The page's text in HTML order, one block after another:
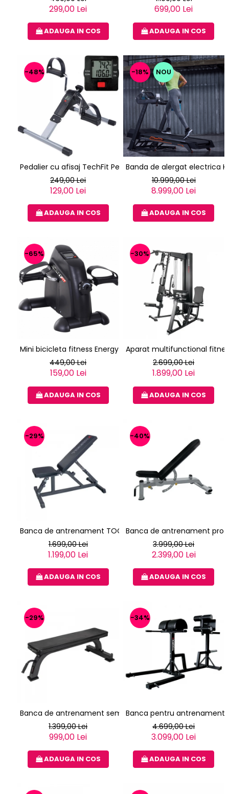
299,00 Lei
ADAUGA IN COS
699,00 Lei
ADAUGA IN COS
-48%
Pedalier cu afisaj TechFit Ped2
249,00 Lei
129,00 Lei
ADAUGA IN COS
-18% NOU
Banda de alergat electrica
10.999,00 Lei
8.999,00 Lei
ADAUGA IN COS
-65%
Mini bicicleta fitness Energy Fit
449,00 Lei
159,00 Lei
ADAUGA IN COS
-30%
Aparat multifunctional
2.699,00 Lei
1.899,00 Lei
ADAUGA IN COS
-29%
Banca de antrenament TOORX WBX-85
1.699,00 Lei
1.199,00 Lei
ADAUGA IN COS
-40%
Banca de antrenament
3.999,00 Lei
2.399,00 Lei
ADAUGA IN COS
-29%
Banca de antrenament semiprofesionala TOORX WBX-100
1.399,00 Lei
999,00 Lei
ADAUGA IN COS
-34%
Banca pentru antrenament
4.699,00 Lei
3.099,00 Lei
ADAUGA IN COS